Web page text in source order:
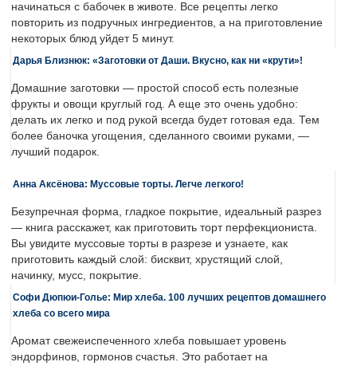
начинаться с бабочек в животе. Все рецепты легко
повторить из подручных ингредиентов, а на приготовление
некоторых блюд уйдет 5 минут.
Дарья Близнюк: «Заготовки от Даши. Вкусно, как ни «крути»!
Домашние заготовки — простой способ есть полезные
фрукты и овощи круглый год. А еще это очень удобно:
делать их легко и под рукой всегда будет готовая еда. Тем
более баночка угощения, сделанного своими руками, —
лучший подарок.
Анна Аксёнова: Муссовые торты. Легче легкого!
Безупречная форма, гладкое покрытие, идеальный разрез
— книга расскажет, как приготовить торт перфекциониста.
Вы увидите муссовые торты в разрезе и узнаете, как
приготовить каждый слой: бисквит, хрустящий слой,
начинку, мусс, покрытие.
Софи Дюпюи-Голье: Мир хлеба. 100 лучших рецептов домашнего
хлеба со всего мира
Аромат свежеиспеченного хлеба повышает уровень
эндорфинов, гормонов счастья. Это работает на